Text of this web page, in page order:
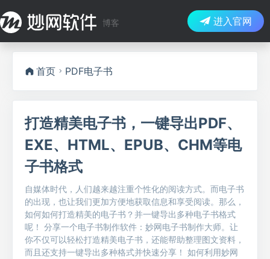
博客 进入官网
首页 PDF电子书
打造精美电子书，一键导出PDF、
EXE、HTML、EPUB、CHM等电
子书格式
自媒体时代，人们越来越注重个性化的阅读方式。而电子书
的出现，也让我们更加方便地获取信息和享受阅读。那么，
如何如何打造精美的电子书？并一键导出多种电子书格式
呢！ 分享一个电子书制作软件：妙网电子书制作大师。让
你不仅可以轻松打造精美电子书，还能帮助整理图文资料，
而且还支持一键导出多种格式并快速分享！ 如何利用妙网